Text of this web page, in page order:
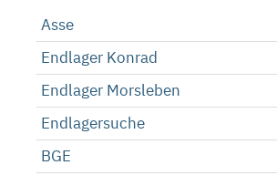
Asse
Endlager Konrad
Endlager Morsleben
Endlagersuche
BGE